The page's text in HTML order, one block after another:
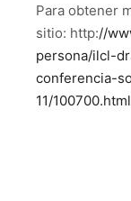
Para obtener
sitio: http://
persona/ilcl-
conferencia-
11/100700.html